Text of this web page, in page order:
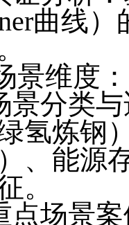
曲线
景维度
景分类
绿氢炼钢
、能源
。
点场景